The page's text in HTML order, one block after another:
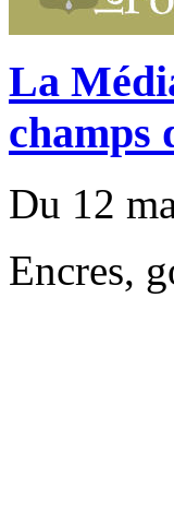
La
champs
Du 12
Encres,